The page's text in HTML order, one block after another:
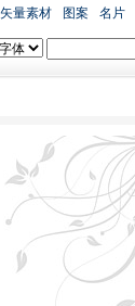
矢量素材 图案 名片